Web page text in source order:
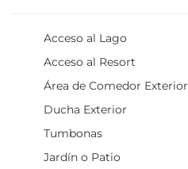
Acceso al Lago
Acceso al Resort
Área de Comedor Exterior
Ducha Exterior
Tumbonas
Jardín o Patio